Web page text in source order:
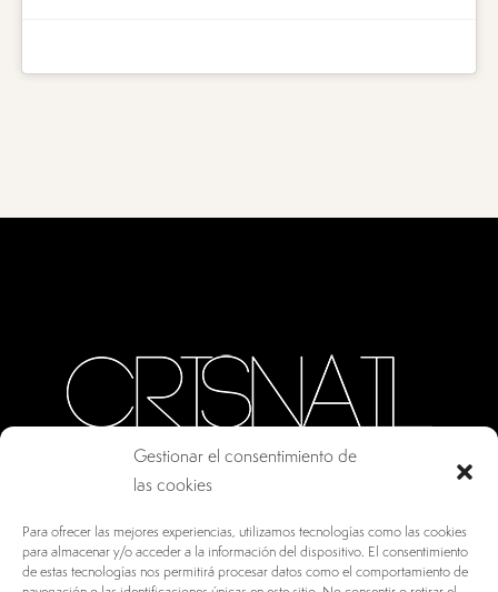
Gestionar el consentimiento de
las cookies
Para ofrecer las mejores experiencias, utilizamos tecnologías como las cookies
para almacenar y/o acceder a la información del dispositivo. El consentimiento
de estas tecnologías nos permitirá procesar datos como el comportamiento de
28770, ESPAÑA
INFO@DRV.ES